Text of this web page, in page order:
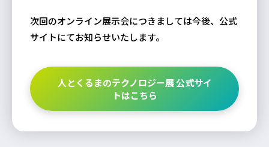
次回のオンライン展示会につきましては今後、公式
サイトにてお知らせいたします。
人とくるまのテクノロジー展 公式サイ
トはこちら